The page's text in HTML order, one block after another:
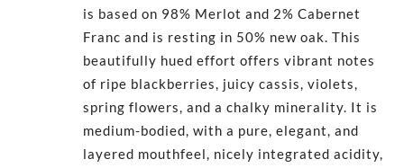
is based on 98% Merlot and 2% Cabernet
Franc and is resting in 50% new oak. This
beautifully hued effort offers vibrant notes
of ripe blackberries, juicy cassis, violets,
spring flowers, and a chalky minerality. It is
medium-bodied, with a pure, elegant, and
layered mouthfeel, nicely integrated acidity,